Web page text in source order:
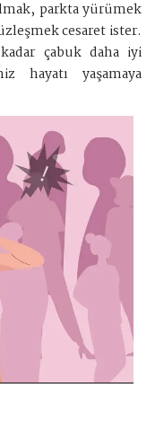
parkta yürümek
cesaret ister.
çabuk daha iyi
hayatı yaşamaya